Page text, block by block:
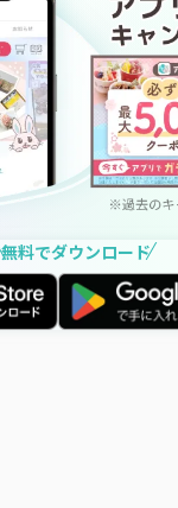
無料でダウンロード